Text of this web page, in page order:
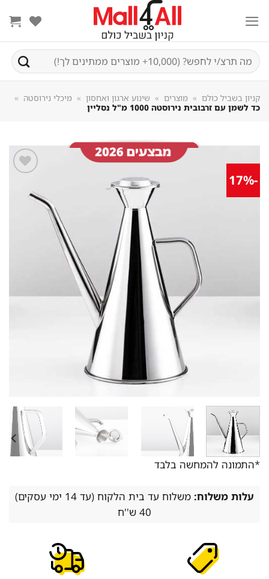
חיפוש
עבור:
קניון בשביל כולם » מוצרים » שינוע ארגון ואחסון » מיכלי נירוסטה »
כד לשמן עם זרבובית נירוסטה 1000 מ"ל נסליין
מוצר
במועדפים
*התמונה להמחשה בלבד
עלות משלוח:
משלוח עד בית הלקוח (עד 14 ימי עסקים)
40 ש''ח